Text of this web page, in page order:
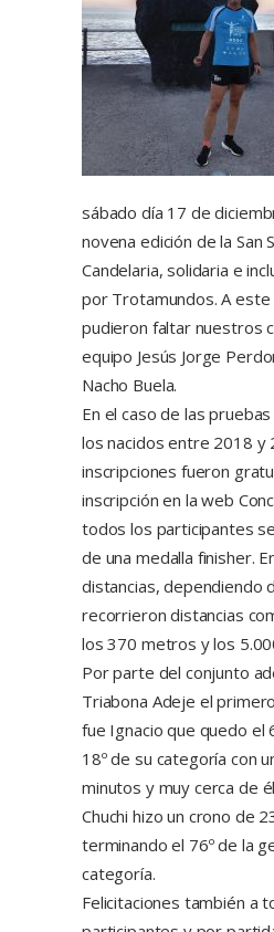
sábado día 17 de
novena edición de la San
Candelaria, solidaria e
por Trotamundos. A
pudieron faltar nuestros
equipo Jesús Jorge
Nacho Buela.
En el caso de las
los nacidos entre 2018 y
inscripciones fueron
inscripción en la web
todos los participantes
de una medalla finisher.
distancias, dependiendo
recorrieron distancias
los 370 metros y los
Por parte del conjunto
Triabona Adeje el
fue Ignacio que quedo el
18º de su categoría con
minutos y muy cerca de
Chuchi hizo un crono de
terminando el 76º de la
categoría.
Felicitaciones también a